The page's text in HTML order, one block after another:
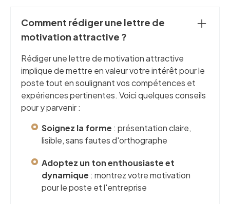
Comment rédiger une lettre de
motivation attractive ?
Rédiger une lettre de motivation attractive
implique de mettre en valeur votre intérêt pour le
poste tout en soulignant vos compétences et
expériences pertinentes. Voici quelques conseils
pour y parvenir :
Soignez la forme : présentation claire,
lisible, sans fautes d'orthographe
Adoptez un ton enthousiaste et
dynamique : montrez votre motivation
pour le poste et l'entreprise